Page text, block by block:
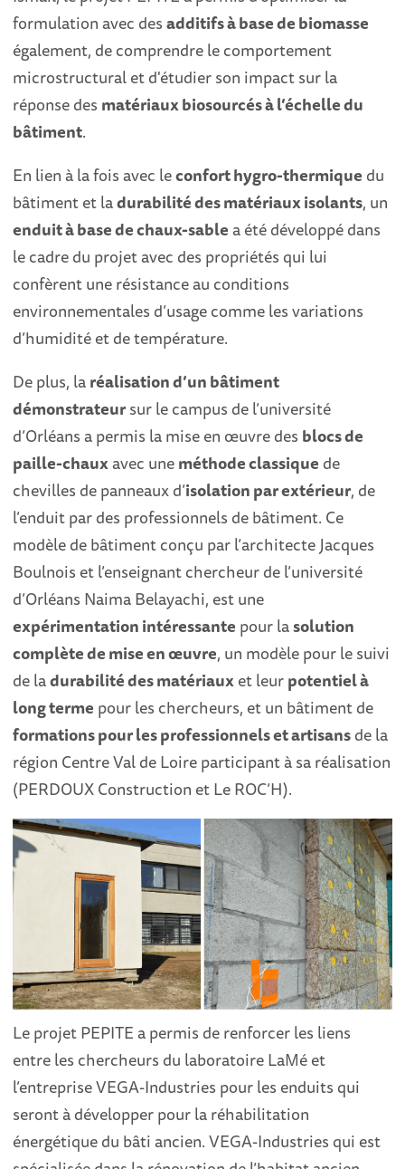
formulation avec desadditifs à base de biomasse
également, de comprendre le comportement
microstructural et d'étudier son impact sur la
réponse des matériaux biosourcés à l’échelle du
bâtiment.
En lien à la fois avec leconfort hygro-thermique du
bâtiment et ladurabilité des matériaux isolants, un
enduit à base de chaux-sablea été développé dans
le cadre du projet avec des propriétés qui lui
confèrent une résistance au conditions
environnementales d’usage comme les variations
d’humidité et de température.
De plus, laréalisation d’un bâtiment
démonstrateursur le campus de l’université
d’Orléans a permis la mise en œuvre des blocs de
paille-chauxavec uneméthode classique de
chevilles de panneaux d’isolation par extérieur, de
l’enduit par des professionnels de bâtiment. Ce
modèle de bâtiment conçu par l’architecte Jacques
Boulnois et l’enseignant chercheur de l’université
d’Orléans Naima Belayachi, est une
expérimentation intéressante pour lasolution
complète de mise en œuvre, un modèle pour le suivi
de ladurabilité des matériauxet leurpotentiel à
long terme pour les chercheurs, et un bâtiment de
formations pour les professionnels et artisansde la
région Centre Val de Loire participant à sa réalisation
(PERDOUX Construction et Le ROC’H).
Le projet PEPITE a permis de renforcer les liens
entre les chercheurs du laboratoire LaMé et
l’entreprise VEGA-Industries pour les enduits qui
seront à développer pour la réhabilitation
énergétique du bâti ancien. VEGA-Industries qui est